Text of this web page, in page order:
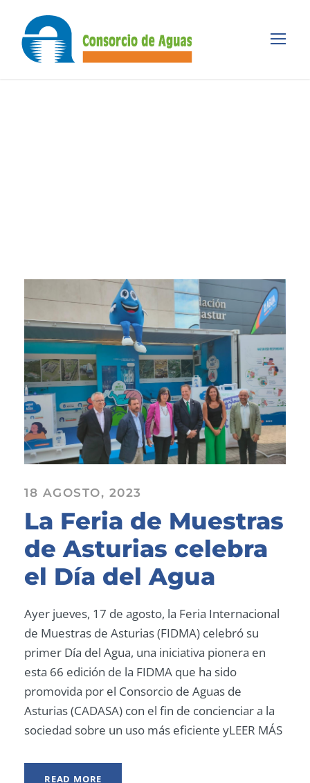
18 AGOSTO, 2023
La Feria de Muestras
de Asturias celebra
el Día del Agua
Ayer jueves, 17 de agosto, la Feria Internacional
de Muestras de Asturias (FIDMA) celebró su
primer Día del Agua, una iniciativa pionera en
esta 66 edición de la FIDMA que ha sido
promovida por el Consorcio de Aguas de
Asturias (CADASA) con el fin de concienciar a la
sociedad sobre un uso más eficiente yLEER MÁS
READ MORE